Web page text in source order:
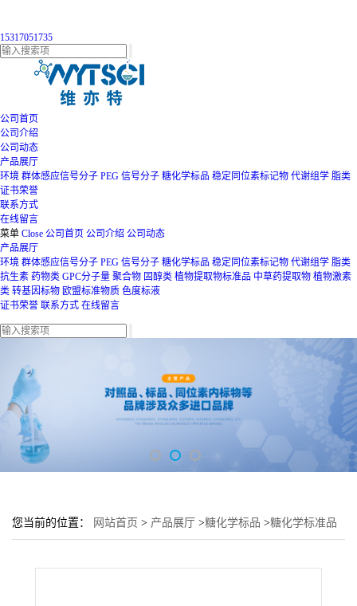
15317051735
公司首页
公司介绍
公司动态
产品展厅
环境 群体感应信号分子 PEG 信号分子 糖化学标品 稳定同位素标记物 代谢组学 脂类
证书荣誉
联系方式
在线留言
菜单 Close 公司首页 公司介绍 公司动态
产品展厅
环境 群体感应信号分子 PEG 信号分子 糖化学标品 稳定同位素标记物 代谢组学 脂类
抗生素 药物类 GPC分子量 聚合物 固醇类 植物提取物标准品 中草药提取物 植物激素
类 转基因标物 欧盟标准物质 色度标液
证书荣誉 联系方式 在线留言
您当前的位置： 网站首页 > 产品展厅 >糖化学标品 >糖化学标准品